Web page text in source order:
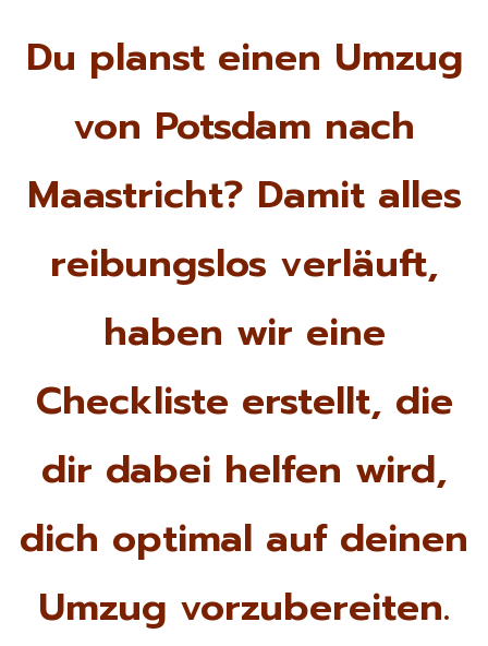
Du planst einen Umzug
von Potsdam nach
Maastricht? Damit alles
reibungslos verläuft,
haben wir eine
Checkliste erstellt, die
dir dabei helfen wird,
dich optimal auf deinen
Umzug vorzubereiten.